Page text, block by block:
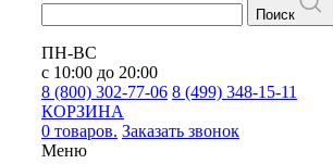
Поиск
ПН-ВС
с 10:00 до 20:00
8 (800) 302-77-06 8 (499) 348-15-11
КОРЗИНА
0 товаров. Заказать звонок
Меню